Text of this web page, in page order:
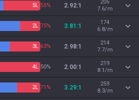
5L 55% 2.92:1
205
7.6/m
2L 75% 3.81:1
174
6.8/m
3L 63% 2.98:1
214
7.7/m
4L 50% 2.00:1
219
8.1/m
2L 71% 3.29:1
259
8.3/m